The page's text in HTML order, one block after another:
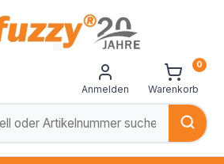
Anmelden Warenkorb
0